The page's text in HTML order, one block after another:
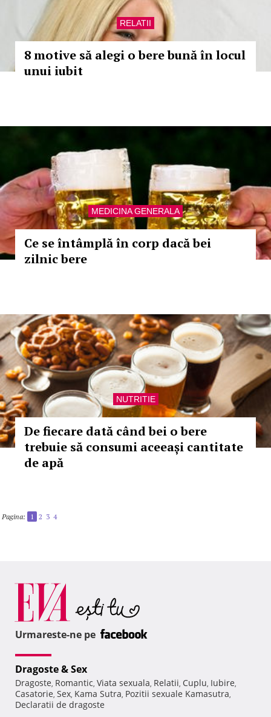
RELATII
8 motive să alegi o bere bună în locul
unui iubit
MEDICINA GENERALA
Ce se întâmplă în corp dacă bei
zilnic bere
NUTRITIE
De fiecare dată când bei o bere
trebuie să consumi aceeași cantitate
de apă
Pagina: 1 2 3 4
Urmareste-ne pe
Dragoste & Sex
Dragoste, Romantic, Viata sexuala, Relatii, Cuplu, Iubire,
Casatorie, Sex, Kama Sutra, Pozitii sexuale Kamasutra,
Declaratii de dragoste